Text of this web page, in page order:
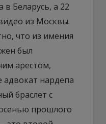
в Беларусь, а 22
из Москвы.
что из имения
был
арестом,
нардепа
браслет с
прошлого